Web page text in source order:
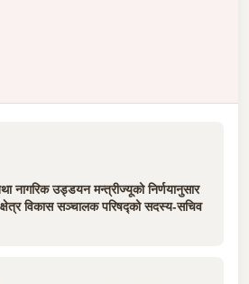
नागरिक उड्डयन मन्त्रीज्यूको निर्णयानुसार
विकास सञ्चालक परिषद्को सदस्य-सचिव